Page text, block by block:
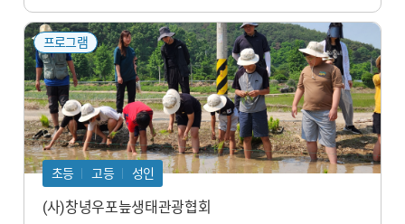
프로그램
초등 고등 성인
(사)창녕우포늪생태관광협회